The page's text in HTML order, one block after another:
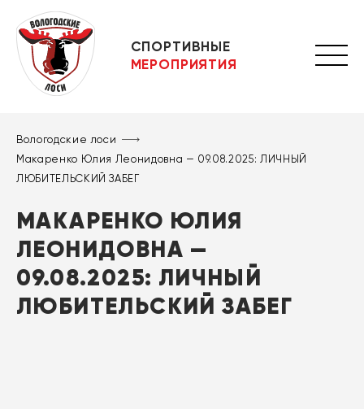
СПОРТИВНЫЕ
МЕРОПРИЯТИЯ
Вологодские лоси
Макаренко Юлия Леонидовна — 09.08.2025: ЛИЧНЫЙ
ЛЮБИТЕЛЬСКИЙ ЗАБЕГ
МАКАРЕНКО ЮЛИЯ
ЛЕОНИДОВНА —
09.08.2025: ЛИЧНЫЙ
ЛЮБИТЕЛЬСКИЙ ЗАБЕГ